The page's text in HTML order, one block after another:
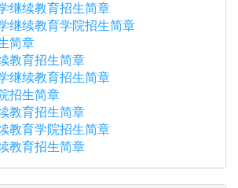
继续教育招生简章
继续教育学院招生简章
简章
教育招生简章
继续教育招生简章
招生简章
教育招生简章
教育学院招生简章
教育招生简章